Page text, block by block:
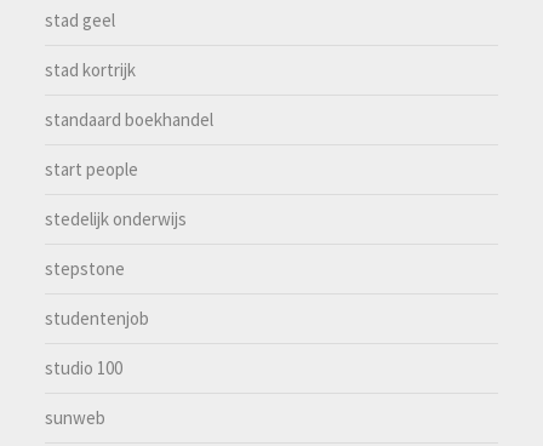
stad geel
stad kortrijk
standaard boekhandel
start people
stedelijk onderwijs
stepstone
studentenjob
studio 100
sunweb